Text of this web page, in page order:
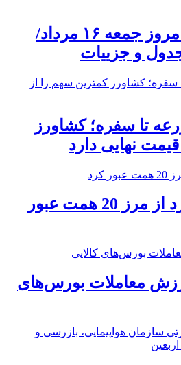
قیمت طلا و سکه امروز جمعه ۱۶ مرداد/
و جزییات
تا سفره؛ کشاورز
نهایی دارد
ارزش معاملات خرد از مرز 20 همت عبور
ارزش معاملات بورس‌های